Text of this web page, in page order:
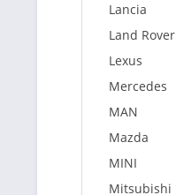
Lancia
Land Rover
Lexus
Mercedes
MAN
Mazda
MINI
Mitsubishi